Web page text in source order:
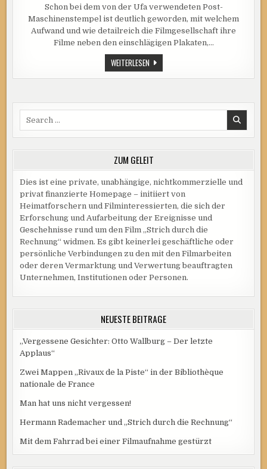
AUF
ALLEN
KANÄLEN
Schon bei dem von der Ufa verwendeten Post-
Maschinenstempel ist deutlich geworden, mit welchem
Aufwand und wie detailreich die Filmgesellschaft ihre
Filme neben den einschlägigen Plakaten,…
WEITERLESENFILMWERBUNG
AUF
ALLEN
ZUM GELEIT
Dies ist eine private, unabhängige, nichtkommerzielle und
privat finanzierte Homepage – initiiert von
Heimatforschern und Filminteressierten, die sich der
Erforschung und Aufarbeitung der Ereignisse und
Geschehnisse rund um den Film „Strich durch die
Rechnung“ widmen. Es gibt keinerlei geschäftliche oder
persönliche Verbindungen zu den mit den Filmarbeiten
oder deren Vermarktung und Verwertung beauftragten
Unternehmen, Institutionen oder Personen.
NEUESTE BEITRÄGE
„Vergessene Gesichter: Otto Wallburg – Der letzte
Applaus“
Zwei Mappen „Rivaux de la Piste“ in der Bibliothèque
nationale de France
Man hat uns nicht vergessen!
Hermann Rademacher und „Strich durch die Rechnung“
Mit dem Fahrrad bei einer Filmaufnahme gestürzt